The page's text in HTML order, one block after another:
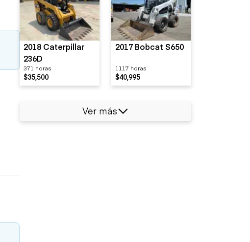
2018 Caterpillar
236D
371 horas
$35,500
2017 Bobcat S650
1117 horas
$40,995
Ver más